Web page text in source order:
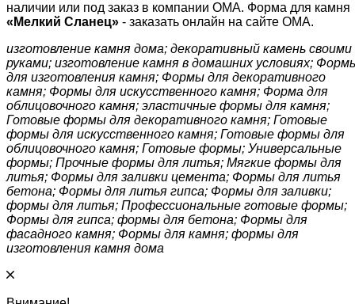
наличии или под заказ в компании ОМА. Форма для камня
« Мелкий Сланец» - заказать онлайн на сайте ОМА.
изготовление камня дома; декоративный камень своими
руками; изготовление камня в домашних условиях;
для изготовления камня; Формы для декоративного
камня; Формы для искусственного камня; Форма для
облицовочного камня; эластичные формы для камня;
Готовые формы для декоративного камня; Готовые
формы для искусственного камня; Готовые формы для
облицовочного камня; Готовые формы; Универсальные
формы; Прочные формы для литья; Мягкие формы для
литья; Формы для заливки цемента; Формы для литья
бетона; Формы для литья гипса; Формы для заливки;
формы для литья; Профессиональные готовые формы;
Формы для гипса; формы для бетона; Формы для
фасадного камня; Формы для камня; формы для
изготовления камня дома